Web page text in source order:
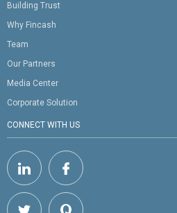
Building Trust
Why Fincash
Team
Our Partners
Media Center
Corporate Solution
CONNECT WITH US